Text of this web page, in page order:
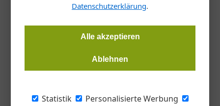
Datenschutzerklärung.
Alle akzeptieren
Ablehnen
Statistik
Personalisierte Werbung
24.05.2026, 12:11 Uhr
dem Projekt beteiligt: Sanitärgroßhändler ÖAG und das
Installationsunternehmen Traussnigg.